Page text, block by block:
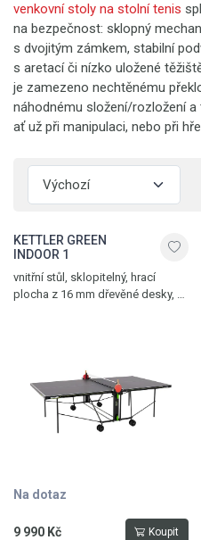
venkovní stoly na stolní tenis
na bezpečnost: sklopný
s dvojitým zámkem, stabilní
s aretací či nízko uložené
je zamezeno nechtěnému
náhodnému složení/rozložení
ať už při manipulaci, nebo při
KETTLER GREEN
INDOOR 1
vnitřní stůl, sklopitelný, hrací
plocha z 16 mm dřevěné desky, 4
Na dotaz
9 990 Kč Koupit